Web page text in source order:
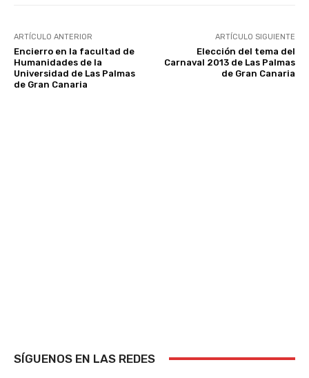
ARTÍCULO ANTERIOR
Encierro en la facultad de
Humanidades de la
Universidad de Las Palmas
de Gran Canaria
ARTÍCULO SIGUIENTE
Elección del tema del
Carnaval 2013 de Las Palmas
de Gran Canaria
SÍGUENOS EN LAS REDES